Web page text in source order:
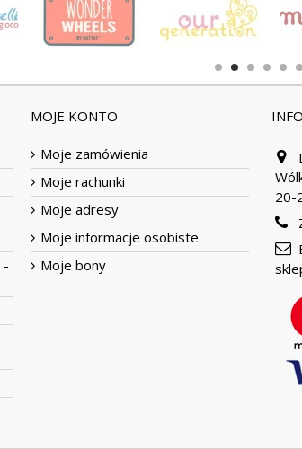
-
MOJE KONTO
Moje zamówienia
Moje rachunki
Moje adresy
Moje informacje osobiste
Moje bony
20-